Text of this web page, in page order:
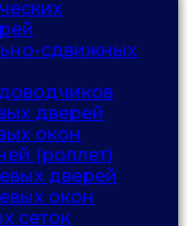
сдвижных
дверей
окон
(роллет)
дверей
окон
сеток